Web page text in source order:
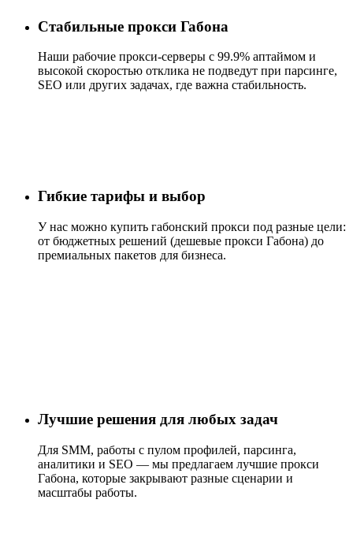
Стабильные прокси Габона
Наши рабочие прокси-серверы с 99.9% аптаймом и
высокой скоростью отклика не подведут при парсинге,
SEO или других задачах, где важна стабильность.
Гибкие тарифы и выбор
У нас можно купить габонский прокси под разные цели:
от бюджетных решений (дешевые прокси Габона) до
премиальных пакетов для бизнеса.
Лучшие решения для любых задач
Для SMM, работы с пулом профилей, парсинга,
аналитики и SEO — мы предлагаем лучшие прокси
Габона, которые закрывают разные сценарии и
масштабы работы.